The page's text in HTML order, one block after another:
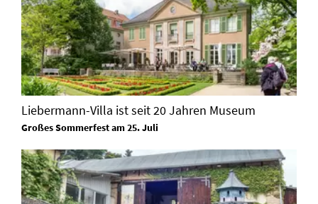
Liebermann-Villa ist seit 20 Jahren Museum
Großes Sommerfest am 25. Juli